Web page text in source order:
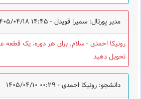
مدیر پورتال: سمیرا قویدل - 04/18 14:45
تحویل دهید
دانشجو: رونیکا احمدی -1405/04/10 00:29